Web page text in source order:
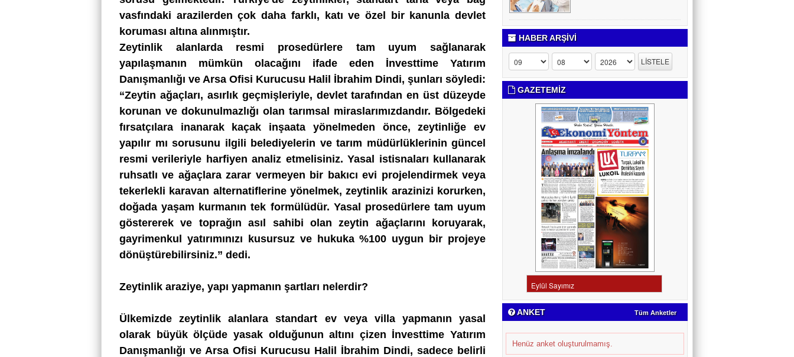
vasfındaki arazilerden çok daha farklı, katı ve özel bir kanunla devlet
koruması altına alınmıştır.
Zeytinlik alanlarda resmi prosedürlere tam uyum sağlanarak
yapılaşmanın mümkün olacağını ifade eden İnvesttime Yatırım
Danışmanlığı ve Arsa Ofisi Kurucusu Halil İbrahim Dindi, şunları söyledi:
“Zeytin ağaçları, asırlık geçmişleriyle, devlet tarafından en üst düzeyde
korunan ve dokunulmazlığı olan tarımsal miraslarımızdandır. Bölgedeki
fırsatçılara inanarak kaçak inşaata yönelmeden önce, zeytinliğe ev
yapılır mı sorusunu ilgili belediyelerin ve tarım müdürlüklerinin güncel
resmi verileriyle harfiyen analiz etmelisiniz. Yasal istisnaları kullanarak
ruhsatlı ve ağaçlara zarar vermeyen bir bakıcı evi projelendirmek veya
tekerlekli karavan alternatiflerine yönelmek, zeytinlik arazinizi korurken,
doğada yaşam kurmanın tek formülüdür. Yasal prosedürlere tam uyum
göstererek ve toprağın asıl sahibi olan zeytin ağaçlarını koruyarak,
gayrimenkul yatırımınızı kusursuz ve hukuka %100 uygun bir projeye
dönüştürebilirsiniz.” dedi.
Zeytinlik araziye, yapı yapmanın şartları nelerdir?
Ülkemizde zeytinlik alanlara standart ev veya villa yapmanın yasal
olarak büyük ölçüde yasak olduğunun altını çizen İnvesttime Yatırım
Danışmanlığı ve Arsa Ofisi Kurucusu Halil İbrahim Dindi, sadece belirli
HABER ARŞİVİ
GAZETEMİZ
ANKET Tüm Anketler
Henüz anket oluşturulmamış.